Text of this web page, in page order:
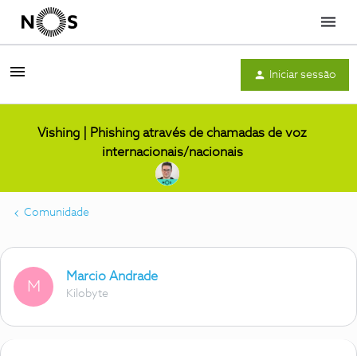
Menu
Iniciar sessão
Vishing | Phishing através de chamadas de voz
internacionais/nacionais
Comunidade
M
Marcio Andrade
Kilobyte